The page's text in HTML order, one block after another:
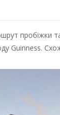
пробіжки
Guinness.